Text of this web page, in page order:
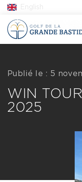
English
Publié le : 5
WIN
2025